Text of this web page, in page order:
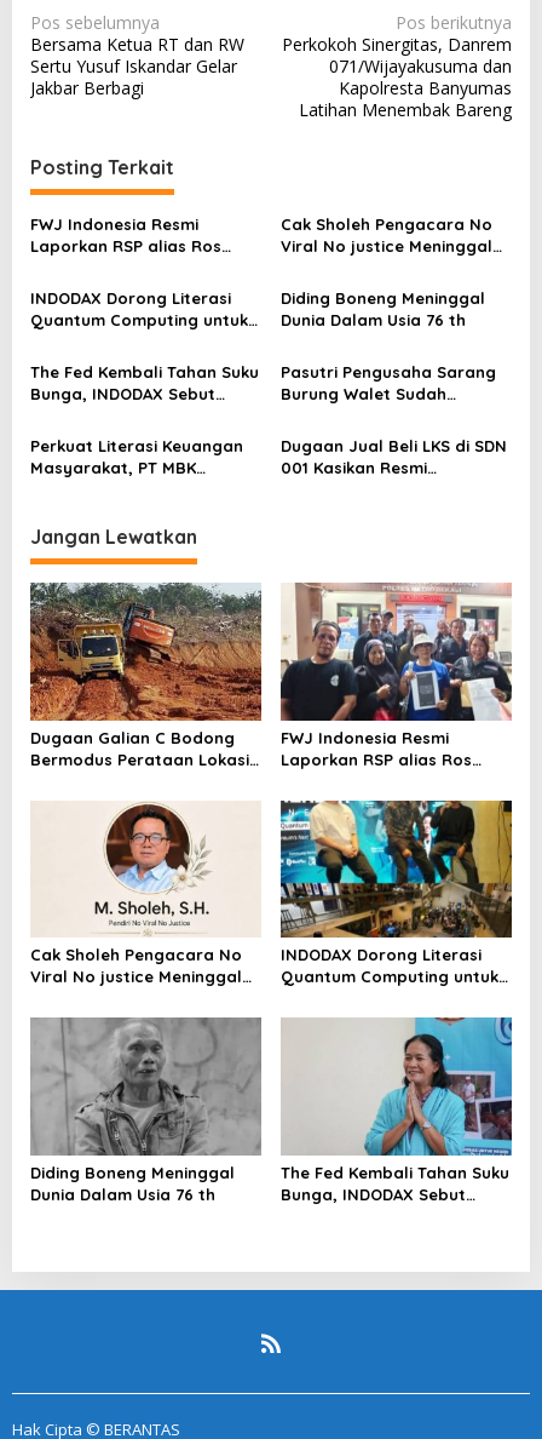
N
a
v
g
a
s
i
p
o
s
Pos sebelumnya
Bersama Ketua RT dan RW
Sertu Yusuf Iskandar Gelar
Jakbar Berbagi
Pos berikutnya
Perkokoh Sinergitas, Danrem
071/Wijayakusuma dan
Kapolresta Banyumas
Latihan Menembak Bareng
Posting Terkait
FWJ Indonesia Resmi
Laporkan RSP alias Ros
Cak Sholeh Pengacara No
Viral No justice Meninggal
INDODAX Dorong Literasi
Quantum Computing untuk
Blockchain
Diding Boneng Meninggal
Dunia Dalam Usia 76 th
The Fed Kembali Tahan Suku
Bunga, INDODAX Sebut
Sentimen Pasar
Pasutri Pengusaha Sarang
Burung Walet Sudah
Pelapor Desak Polda Jambi
Segera Lakukan Penahanan
Perkuat Literasi Keuangan
Masyarakat, PT MBK
Dugaan Jual Beli LKS di SDN
001 Kasikan Resmi
Jangan Lewatkan
Dugaan Galian C Bodong
Bermodus Perataan Lokasi
Riau Akan Tinjauan Lokasi
FWJ Indonesia Resmi
Laporkan RSP alias Ros
Cak Sholeh Pengacara No
Viral No justice Meninggal
INDODAX Dorong Literasi
Quantum Computing untuk
Blockchain
Diding Boneng Meninggal
Dunia Dalam Usia 76 th
The Fed Kembali Tahan Suku
Bunga, INDODAX Sebut
Hak Cipta © BERANTAS